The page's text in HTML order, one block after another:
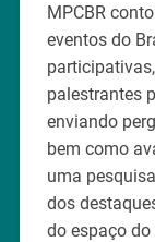
MPCBR
eventos do
palestrantes
enviando
bem como
uma
dos
do espaço